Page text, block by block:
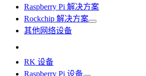
Raspberry Pi 解决方案
Rockchip 解决方案
其他网络设备
RK 设备
Raspberry Pi 设备